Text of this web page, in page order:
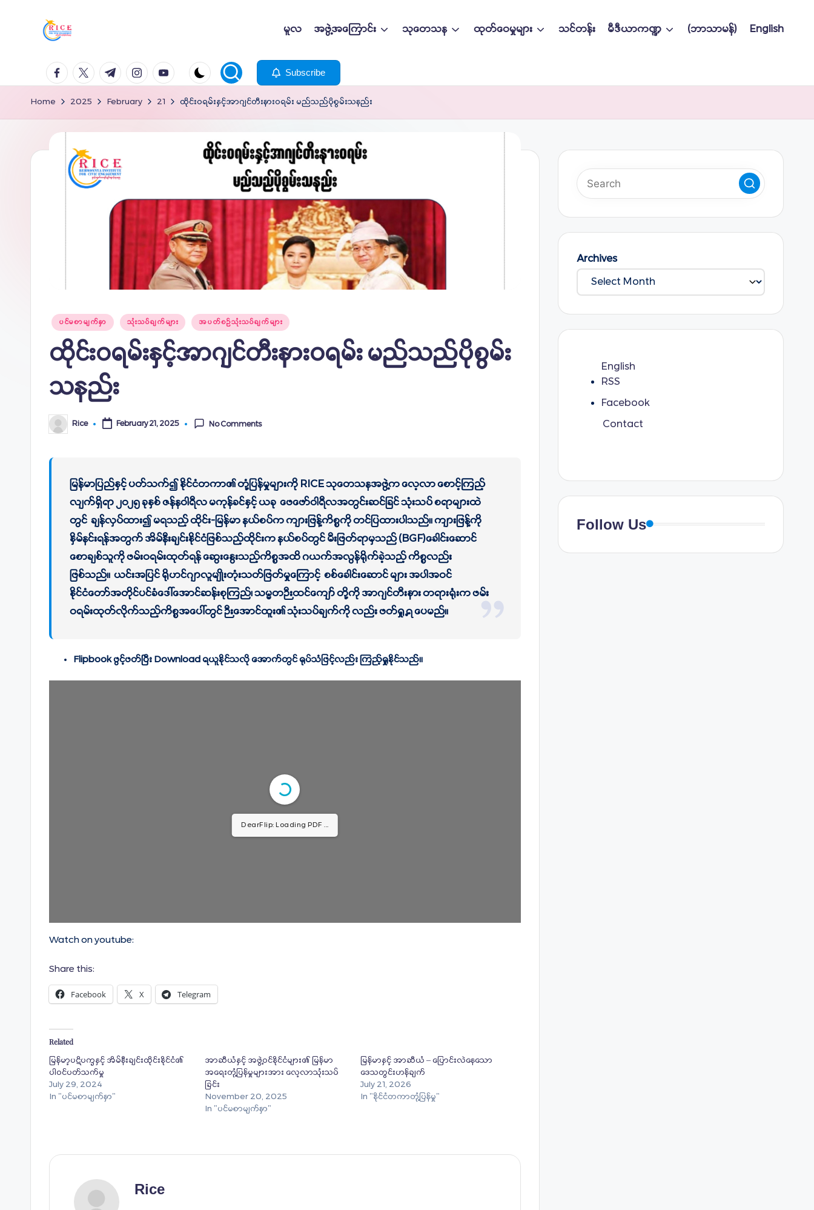
မူလ အဖွဲ့အကြောင်း သုတေသန ထုတ်ဝေမှုများ သင်တန်း မီဒီယာကဏ္ဍ (ဘာသာမန်) English
facebook.com
twitter.com
t.me instagram.com
youtube.com Subscribe
Home 2025 February 21 ထိုင်းဝရမ်းနှင့်အာဂျင်တီးနားဝရမ်း မည်သည်ပိုစွမ်းသနည်း
Posted
ပင်မစာမျက်နှာ သုံးသပ်ချက်များ အပတ်စဉ်သုံးသပ်ချက်များ
ထိုင်းဝရမ်းနှင့်အာဂျင်တီးနားဝရမ်း မည်သည်ပိုစွမ်း
သနည်း
Posted
by
Rice February 21, 2025 No Comments
မြန်မာပြည်နှင့် ပတ်သက်၍ နိုင်ငံတကာ၏ တုံ့ပြန်မှုများကို RICE သုတေသနအဖွဲ့က လေ့လာ စောင့်ကြည့်
လျက်ရှိရာ ၂၀၂၅ ခုနှစ် ဇန်နဝါရီလ မကုန်ခင်နှင့် ယခု ဖေဖော်ဝါရီလအတွင်းဆင်ခြင် သုံးသပ် စရာများထဲ
တွင် ချန်လှပ်ထား၍ မရသည့် ထိုင်း-မြန်မာ နယ်စပ်က ကျားဖြန့်ကိစ္စကို တင်ပြထားပါသည်။ ကျားဖြန့်ကို
နှိမ်နင်းရန်အတွက် အိမ်နီးချင်းနိုင်ငံဖြစ်သည့်ထိုင်းက နယ်စပ်တွင် မီးဖြတ်ရာမှသည် ‌(BGF)ခေါင်းဆောင်
စောချစ်သူကို ဖမ်းဝရမ်းထုတ်ရန် ဆွေးနွေးသည့်ကိစ္စအထိ ဂယက်အလွန်ရိုက်ခဲ့သည့် ကိစ္စလည်း
ဖြစ်သည်။ ယင်းအပြင် ရိုဟင်ဂျာလူမျိုးတုံးသတ်ဖြတ်မှုကြောင့် စစ်ခေါင်းဆောင် များ အပါအဝင်
နိုင်ငံတော်အတိုင်ပင်ခံ‌‌ဒေါ်အောင်ဆန်းစုကြည်၊ သမ္မတဉီးထင်ကျော် တို့ကို အာဂျင်တီးနား တရားရုံးက ဖမ်း
ဝရမ်းထုတ်လိုက်သည့်ကိစ္စအပေါ်တွင် ဉီးအောင်ထူး၏ သုံးသပ်ချက်ကို လည်း ဖတ်ရှု့ရ ပေမည်။
Flipbook ဖွင့်ဖတ်ပြီး ‌Download ရယူနိုင်သလို အောက်တွင် ရုပ်သံဖြင့်လည်း ကြည့်ရှုနိုင်သည်။
DearFlip: Loading PDF ...
Watch on youtube:
Share this:
Facebook X Telegram
Related
မြန်မာ့ပဋိပက္ခနှင့် အိမ်နီးချင်းထိုင်းနိုင်ငံ၏
ပါဝင်ပတ်သက်မှု
July 29, 2024
In "ပင်မစာမျက်နှာ"
အာဆီယံနှင့် အဖွဲ့ဝင်နိုင်ငံများ၏ မြန်မာ
အရေးတုံ့ပြန်မှုများအား လေ့လာသုံးသပ်
ခြင်း
November 20, 2025
In "ပင်မစာမျက်နှာ"
မြန်မာနှင့် အာဆီယံ – ပြောင်းလဲနေသော
ဒေသတွင်းဟန်ချက်
July 21, 2026
In "နိုင်ငံတကာတုံ့ပြန်မှု"
Rice
Archives
English
RSS
Facebook
Contact
Follow Us